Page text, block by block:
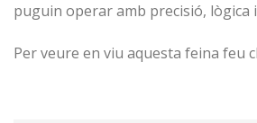
puguin operar amb precisió, lògica
Per veure en viu aquesta feina feu